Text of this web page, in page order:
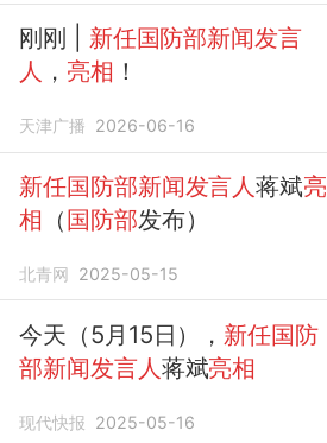
刚刚 | 新任国防部新闻发言
人 ， 亮相 ！
天津广播 2026-06-16
新任国防部新闻发言人蒋斌亮
相 （国防部发布）
北青网 2025-05-15
今天（5月15日）， 新任国防
部新闻发言人蒋斌亮相
现代快报 2025-05-16